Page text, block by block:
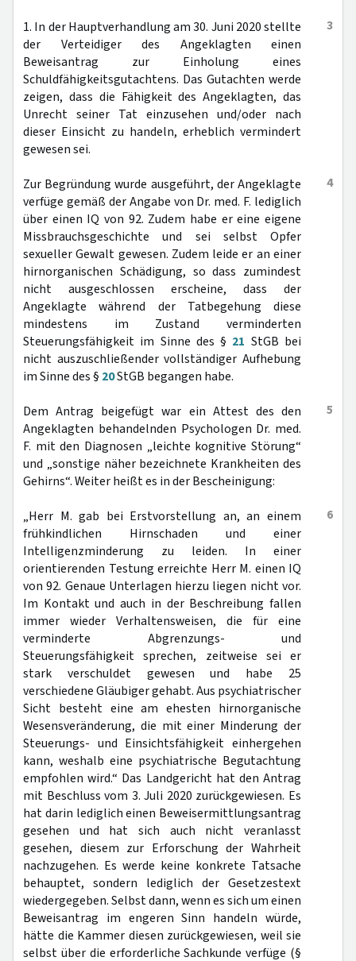
3
1. In der Hauptverhandlung am 30. Juni 2020 stellte
der Verteidiger des Angeklagten einen
Beweisantrag zur Einholung eines
Schuldfähigkeitsgutachtens. Das Gutachten werde
zeigen, dass die Fähigkeit des Angeklagten, das
Unrecht seiner Tat einzusehen und/oder nach
dieser Einsicht zu handeln, erheblich vermindert
gewesen sei.
4
Zur Begründung wurde ausgeführt, der Angeklagte
verfüge gemäß der Angabe von Dr. med. F. lediglich
über einen IQ von 92. Zudem habe er eine eigene
Missbrauchsgeschichte und sei selbst Opfer
sexueller Gewalt gewesen. Zudem leide er an einer
hirnorganischen Schädigung, so dass zumindest
nicht ausgeschlossen erscheine, dass der
Angeklagte während der Tatbegehung diese
mindestens im Zustand verminderten
Steuerungsfähigkeit im Sinne des § 21 StGB bei
nicht auszuschließender vollständiger Aufhebung
im Sinne des § 20StGB begangen habe.
5
Dem Antrag beigefügt war ein Attest des den
Angeklagten behandelnden Psychologen Dr. med.
F. mit den Diagnosen „leichte kognitive Störung“
und „sonstige näher bezeichnete Krankheiten des
Gehirns“. Weiter heißt es in der Bescheinigung:
6
„Herr M. gab bei Erstvorstellung an, an einem
frühkindlichen Hirnschaden und einer
Intelligenzminderung zu leiden. In einer
orientierenden Testung erreichte Herr M. einen IQ
von 92. Genaue Unterlagen hierzu liegen nicht vor.
Im Kontakt und auch in der Beschreibung fallen
immer wieder Verhaltensweisen, die für eine
verminderte Abgrenzungs- und
Steuerungsfähigkeit sprechen, zeitweise sei er
stark verschuldet gewesen und habe 25
verschiedene Gläubiger gehabt. Aus psychiatrischer
Sicht besteht eine am ehesten hirnorganische
Wesensveränderung, die mit einer Minderung der
Steuerungs- und Einsichtsfähigkeit einhergehen
kann, weshalb eine psychiatrische Begutachtung
empfohlen wird.“ Das Landgericht hat den Antrag
mit Beschluss vom 3. Juli 2020 zurückgewiesen. Es
hat darin lediglich einen Beweisermittlungsantrag
gesehen und hat sich auch nicht veranlasst
gesehen, diesem zur Erforschung der Wahrheit
nachzugehen. Es werde keine konkrete Tatsache
behauptet, sondern lediglich der Gesetzestext
wiedergegeben. Selbst dann, wenn es sich um einen
Beweisantrag im engeren Sinn handeln würde,
hätte die Kammer diesen zurückgewiesen, weil sie
selbst über die erforderliche Sachkunde verfüge (§